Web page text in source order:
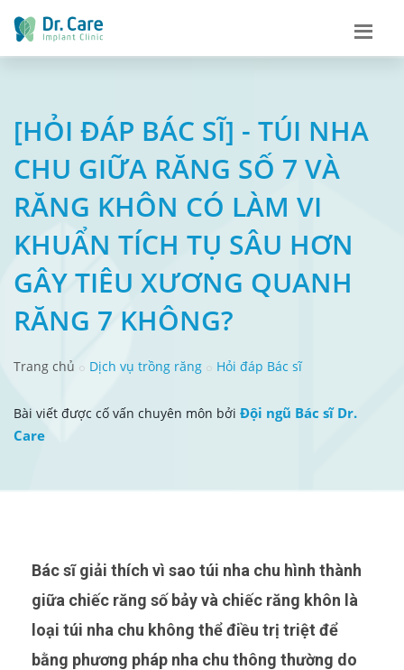
[HỎI ĐÁP BÁC SĨ] - TÚI NHA
CHU GIỮA RĂNG SỐ 7 VÀ
RĂNG KHÔN CÓ LÀM VI
KHUẨN TÍCH TỤ SÂU HƠN
GÂY TIÊU XƯƠNG QUANH
RĂNG 7 KHÔNG?
Trang chủ Dịch vụ trồng răng Hỏi đáp Bác sĩ
Bài viết được cố vấn chuyên môn bởi Đội ngũ Bác sĩ Dr.
Care
Bác sĩ giải thích vì sao túi nha chu hình thành
giữa chiếc răng số bảy và chiếc răng khôn là
loại túi nha chu không thể điều trị triệt để
bằng phương pháp nha chu thông thường do